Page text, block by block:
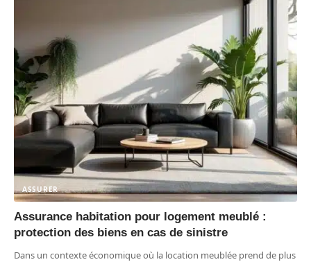
ASSURER
Assurance habitation pour logement meublé :
protection des biens en cas de sinistre
Dans un contexte économique où la location meublée prend de plus